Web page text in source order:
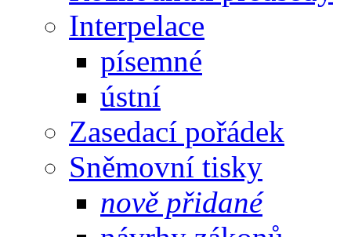
Interpelace
písemné
ústní
Zasedací pořádek
Sněmovní tisky
nově přidané